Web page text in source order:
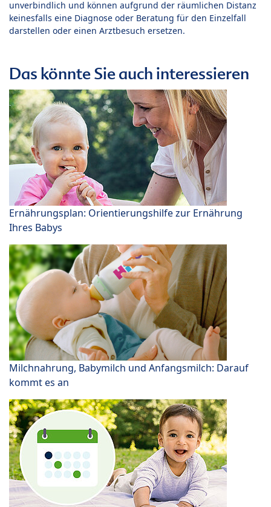
unverbindlich und können aufgrund der räumlichen Distanz
keinesfalls eine Diagnose oder Beratung für den Einzelfall
darstellen oder einen Arztbesuch ersetzen.
Das könnte Sie auch interessieren
Ernährungsplan: Orientierungshilfe zur Ernährung
Ihres Babys
Milchnahrung, Babymilch und Anfangsmilch: Darauf
kommt es an